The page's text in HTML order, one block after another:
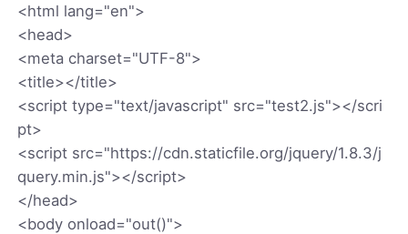
<html lang="en">
<head>
<meta charset="UTF-8">
<title></title>
<script type="text/javascript" src="test2.js"></scri
pt>
<script src="https://cdn.staticfile.org/jquery/1.8.3/j
query.min.js"></script>
</head>
<body onload="out()">